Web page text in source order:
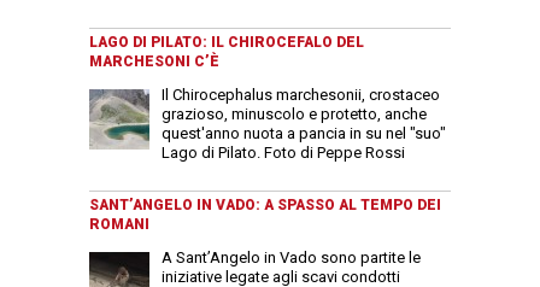
LAGO DI PILATO: IL CHIROCEFALO DEL
MARCHESONI C’È
Il Chirocephalus marchesonii, crostaceo
grazioso, minuscolo e protetto, anche
quest'anno nuota a pancia in su nel "suo"
Lago di Pilato. Foto di Peppe Rossi
SANT’ANGELO IN VADO: A SPASSO AL TEMPO DEI
ROMANI
A Sant’Angelo in Vado sono partite le
iniziative legate agli scavi condotti